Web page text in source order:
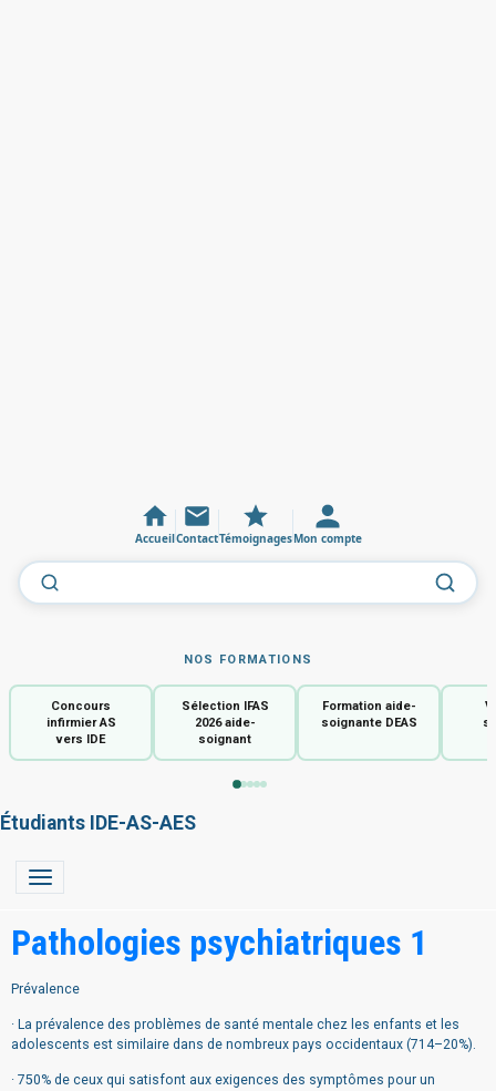
AccueilContactTémoignagesMon compte
NOS FORMATIONS
Concours
infirmier AS
vers IDE
Sélection IFAS
2026 aide-
soignant
Formation aide-
soignante DEAS
Étudiants IDE-AS-AES
Pathologies psychiatriques 1
Prévalence
· La prévalence des problèmes de santé mentale chez les enfants et les
adolescents est similaire dans de nombreux pays occidentaux (714–20%).
· 750% de ceux qui satisfont aux exigences des symptômes pour un